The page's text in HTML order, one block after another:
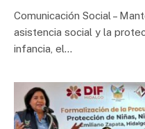
Comunicación Social –
asistencia social y la
infancia, el…